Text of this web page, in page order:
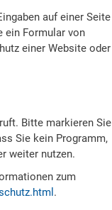
auf einer Seite
ein Formular von
einer Website oder
Bitte markieren Sie
Sie kein Programm,
weiter nutzen.
zum
.